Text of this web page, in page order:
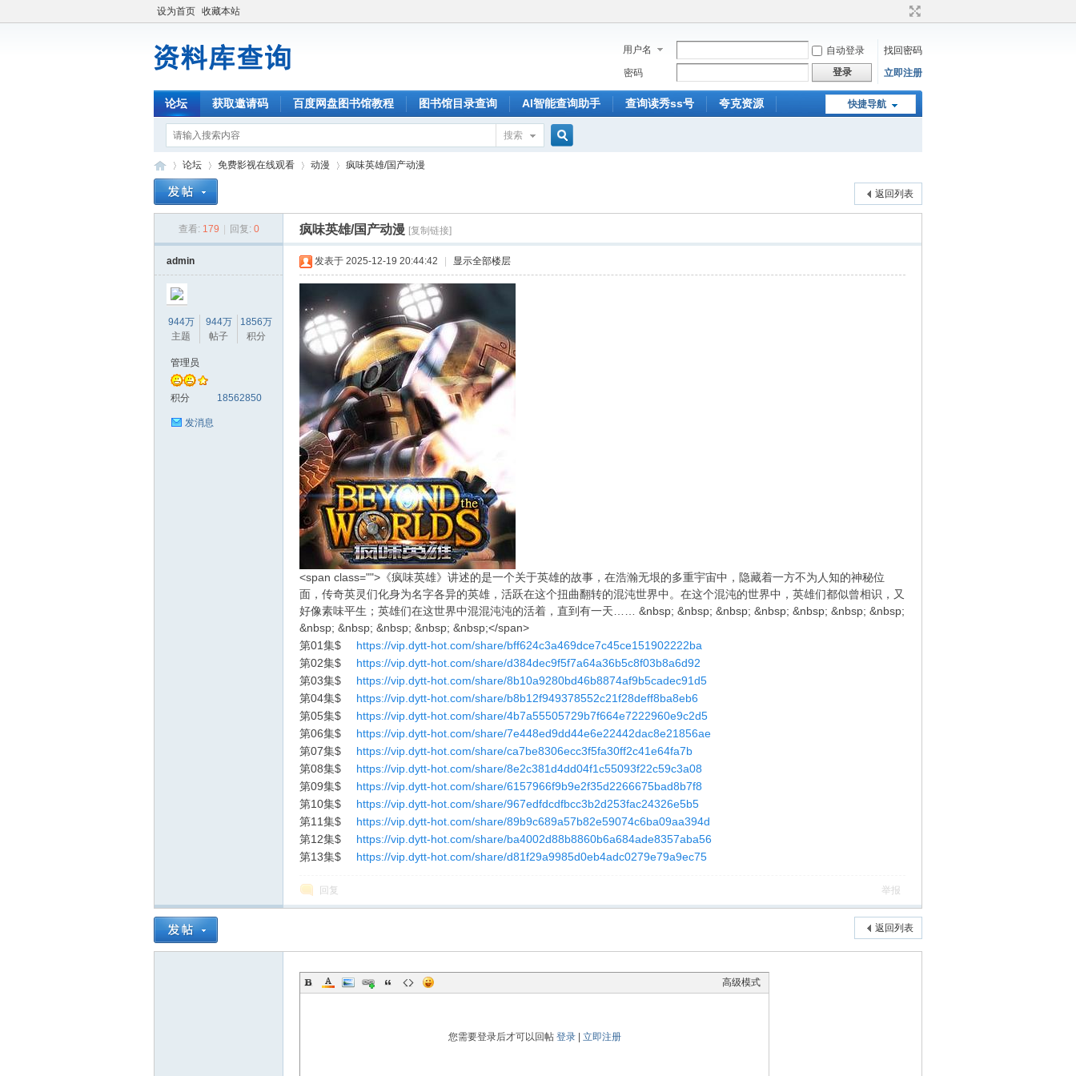
设为首页 收藏本站
用户名 自动登录
找回密码
密码
登录 立即注册
快捷导航
论坛 获取邀请码 百度网盘图书馆教程 图书馆目录查询 AI智能查询助手 查询读秀ss号 夸克资源
搜索
论坛
›
免费影视在线观看 动漫
›
疯味英雄/国产动漫
返回列表
查看: 179 回复: 0 疯味英雄/国产动漫 [复制链接]
admin
944万
主题
944万
帖子
1856万
积分
管理员
积分 18562850
发消息
发表于 2025-12-19 20:44:42 显示全部楼层
<span class="">《疯味英雄》讲述的是一个关于英雄的故事，在浩瀚无垠的多重宇宙中，隐藏着一方不为人知的神秘位
面，传奇英灵们化身为名字各异的英雄，活跃在这个扭曲翻转的混沌世界中。在这个混沌的世界中，英雄们都似曾相识，又
好像素味平生；英雄们在这世界中混混沌沌的活着，直到有一天…… &nbsp; &nbsp; &nbsp; &nbsp; &nbsp; &nbsp; &nbsp;
&nbsp; &nbsp; &nbsp; &nbsp; &nbsp;</span>
第01集$
https://vip.dytt-hot.com/share/bff624c3a469dce7c45ce151902222ba
第02集$
https://vip.dytt-hot.com/share/d384dec9f5f7a64a36b5c8f03b8a6d92
第03集$
https://vip.dytt-hot.com/share/8b10a9280bd46b8874af9b5cadec91d5
第04集$
https://vip.dytt-hot.com/share/b8b12f949378552c21f28deff8ba8eb6
第05集$
https://vip.dytt-hot.com/share/4b7a55505729b7f664e7222960e9c2d5
第06集$
https://vip.dytt-hot.com/share/7e448ed9dd44e6e22442dac8e21856ae
第07集$
https://vip.dytt-hot.com/share/ca7be8306ecc3f5fa30ff2c41e64fa7b
第08集$
https://vip.dytt-hot.com/share/8e2c381d4dd04f1c55093f22c59c3a08
第09集$
https://vip.dytt-hot.com/share/6157966f9b9e2f35d2266675bad8b7f8
第10集$
https://vip.dytt-hot.com/share/967edfdcdfbcc3b2d253fac24326e5b5
第11集$
https://vip.dytt-hot.com/share/89b9c689a57b82e59074c6ba09aa394d
第12集$
https://vip.dytt-hot.com/share/ba4002d88b8860b6a684ade8357aba56
第13集$
https://vip.dytt-hot.com/share/d81f29a9985d0eb4adc0279e79a9ec75
回复 举报
返回列表
高级模式
您需要登录后才可以回帖 登录| 立即注册